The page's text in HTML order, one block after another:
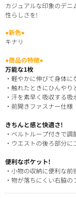
カジュアルな印象のデ
性らしさを!
●新色●
キナリ
●商品の特徴●
万能な1枚
・軽やかに伸びて身体
・触れたときにひんや
・汗を素早く吸収する吸
・前開きファスナー仕様
きちんと感と快適さ!
・ベルトループ付きで調
・ウエストの後ろ部分
便利なポケット!
・小物の収納に便利な
・物が落ちにくい右脇